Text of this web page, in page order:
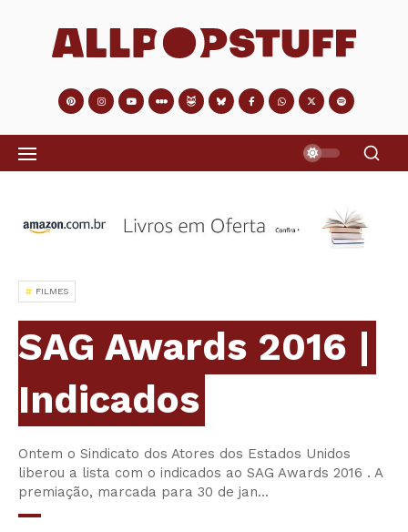
FILMES
SAG Awards 2016 |
Indicados
Ontem o Sindicato dos Atores dos Estados Unidos
liberou a lista com o indicados ao SAG Awards 2016 . A
premiação, marcada para 30 de jan…